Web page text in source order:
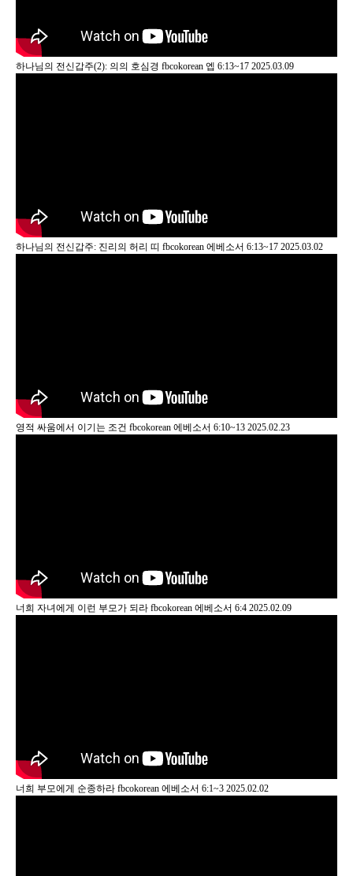
하나님의 전신갑주(2): 의의 호심경 fbcokorean 엡 6:13~17 2025.03.09
하나님의 전신갑주: 진리의 허리 띠 fbcokorean 에베소서 6:13~17 2025.03.02
영적 싸움에서 이기는 조건 fbcokorean 에베소서 6:10~13 2025.02.23
너희 자녀에게 이런 부모가 되라 fbcokorean 에베소서 6:4 2025.02.09
너희 부모에게 순종하라 fbcokorean 에베소서 6:1~3 2025.02.02